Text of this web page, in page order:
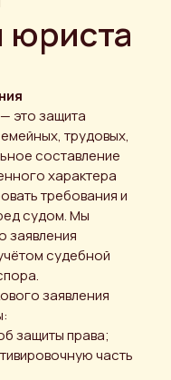
— это защита
трудовых,
составление
характера
требования и
судом. Мы
заявления
судебной
заявления
защиты права;
часть